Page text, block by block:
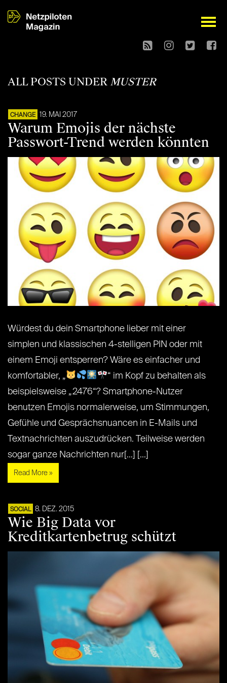
open
ALL POSTS UNDER MUSTER
CHANGE 19. MAI 2017
Warum Emojis der nächste
Passwort-Trend werden könnten
Würdest du dein Smartphone lieber mit einer
simplen und klassischen 4-stelligen PIN oder mit
einem Emoji entsperren? Wäre es einfacher und
komfortabler, „
“ im Kopf zu behalten als
beispielsweise „2476“? Smartphone-Nutzer
benutzen Emojis normalerweise, um Stimmungen,
Gefühle und Gesprächsnuancen in E-Mails und
Textnachrichten auszudrücken. Teilweise werden
sogar ganze Nachrichten nur[...] [...]
Read More »
SOCIAL 8. DEZ. 2015
Wie Big Data vor
Kreditkartenbetrug schützt